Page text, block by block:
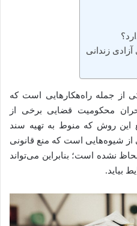
آزادی زندانی
از جمله‌ راه‌هکارهایی است که
محکومیت قضایی برخی از
این روش که منوط به تهیه سند
از شیوه‌هایی است که منع قانونی
نشده است؛ بنابراین می‌تواند
بیاید‌.